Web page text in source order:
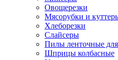
Овощерезки
Мясорубки и
Хлеборезки
Слайсеры
Пилы ленточные для
Шприцы колбасные